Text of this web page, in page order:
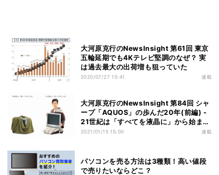
大河原克行のNewsInsight 第61回 東京
五輪延期でも4Kテレビ堅調のなぜ？ 実
は過去最大の出荷増も狙っていた
2020/07/27 15:41 連載
大河原克行のNewsInsight 第84回 シャ
ープ「AQUOS」の歩んだ20年(前編) -
21世紀は「すべてを液晶に」から始まっ
た
2021/01/15 15:00 連載
パソコンを売る方法は3種類！高い値段
で売りたいならどこ？